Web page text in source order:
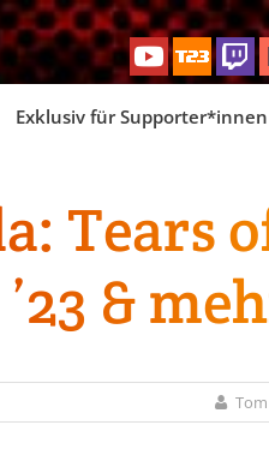
Exklusiv für Supporter*innen
Tears
&
Tom